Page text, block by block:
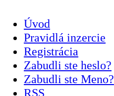
Úvod
Pravidlá inzercie
Registrácia
Zabudli ste heslo?
Zabudli ste Meno?
RSS